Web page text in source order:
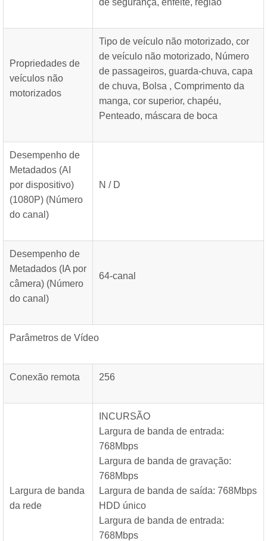
de segurança, enfeite, região
Propriedades de
veículos não
motorizados
Tipo de veículo não motorizado, cor
de veículo não motorizado, Número
de passageiros, guarda-chuva, capa
de chuva, Bolsa , Comprimento da
manga, cor superior, chapéu,
Penteado, máscara de boca
Desempenho de
Metadados (AI
por dispositivo)
(1080P) (Número
do canal)
N / D
Desempenho de
Metadados (IA por
câmera) (Número
do canal)
64-canal
Parâmetros de Vídeo
Conexão remota 256
Largura de banda
da rede
INCURSÃO
Largura de banda de entrada:
768Mbps
Largura de banda de gravação:
768Mbps
Largura de banda de saída: 768Mbps
HDD único
Largura de banda de entrada:
768Mbps